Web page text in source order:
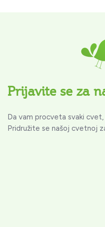
Prijavite se za
Da vam procveta svaki
Pridružite se našoj cvetnoj